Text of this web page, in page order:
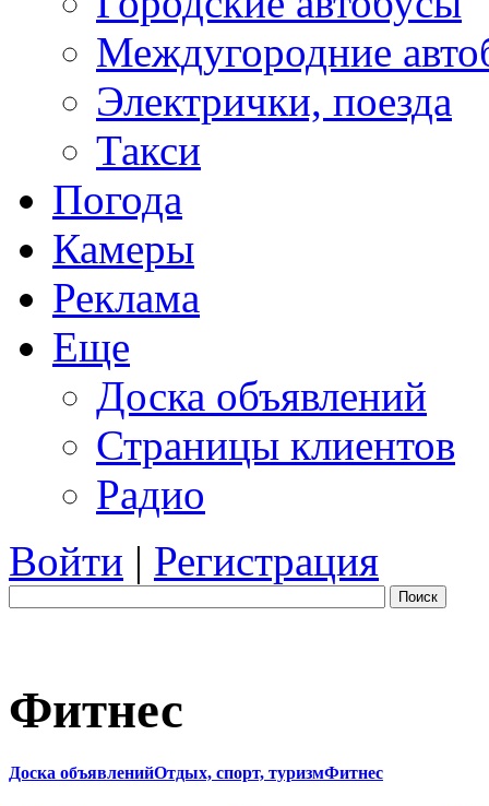
Междугородние
Электрички, поезда
Такси
Погода
Камеры
Реклама
Еще
Доска объявлений
Страницы клиентов
Радио
Войти | Регистрация
Поиск
Фитнес
Доска объявленийОтдых, спорт, туризмФитнес